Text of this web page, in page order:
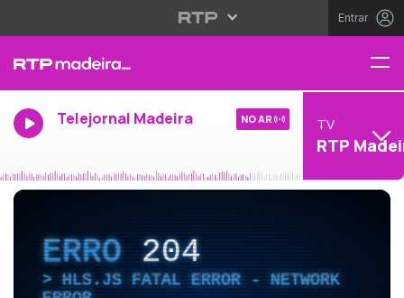
Entrar
Telejornal Madeira NO AR TV
RTP
ERRO204
HLS.JS FATAL ERROR - NETWORK